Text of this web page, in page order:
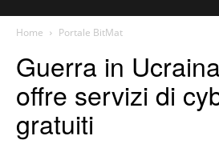
Home Portale BitMat
Guerra in
offre servizi di
gratuiti